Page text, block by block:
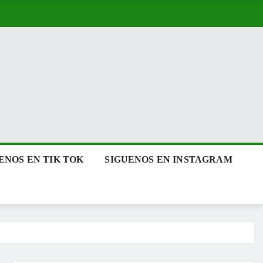
EN TIK TOK SIGUENOS EN INSTAGRAM